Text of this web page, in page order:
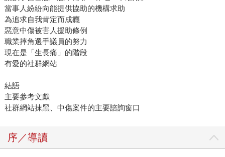
當事人紛紛向能提供協助的機構求助
為追求自我肯定而成癮
惡意中傷被害人援助條例
職業摔角選手議員的努力
現在是「生長痛」的階段
有愛的社群網站
結語
主要參考文獻
社群網站抹黑、中傷案件的主要諮詢窗口
序／導讀